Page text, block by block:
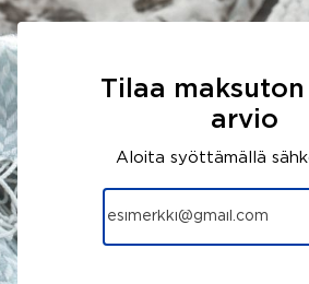
Tilaa
arvio
Aloita syöttämällä